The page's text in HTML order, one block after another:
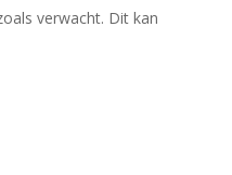
verwacht. Dit kan